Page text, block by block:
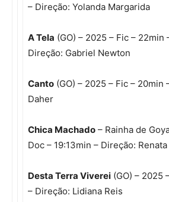
– Direção: Yolanda Margarida
A Tela (GO) – 2025 – Fic – 22min
Direção: Gabriel Newton
Canto (GO) – 2025 – Fic – 20min
Daher
Chica Machado – Rainha de
Doc – 19:13min – Direção:
Desta Terra Viverei (GO) – 2025
– Direção: Lidiana Reis